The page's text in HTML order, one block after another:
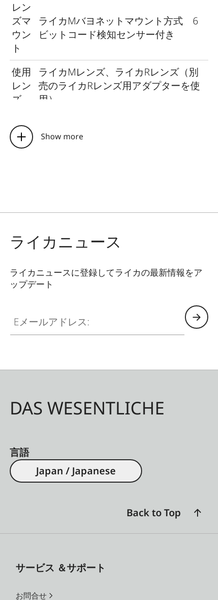
レン
ズマ
ウン
ト
ライカMバヨネットマウント方式 6
ビットコード検知センサー付き
使用
レン
ズ
ライカMレンズ、ライカRレンズ（別
売のライカRレンズ用アダプターを使
用）
撮像
素子
24 x 36mm
素）、2976×1984画素（600万画素）
記録
形式
DNG™（RAW、14ビット、ロスレス圧
縮）、JPEG（8ビット）
ファ
イル
ズ
DNG™：40～60MB JPEG ：
メモ
記録 SDメモリーカード（2GBまで）、
表示
言語
ドイツ語、英語、フランス語、スペイ
ン語、イタリア語、ポルトガル語、日
体字）、ロシア語、韓国語
測光
測光
測光素子による測光（シャッター先幕
Show more
ライカニュース
ライカニュースに登録してライカの最新情報をア
ップデート
DAS WESENTLICHE
言語
Japan / Japanese
Back to Top
サービス ＆サポート
お問合せ